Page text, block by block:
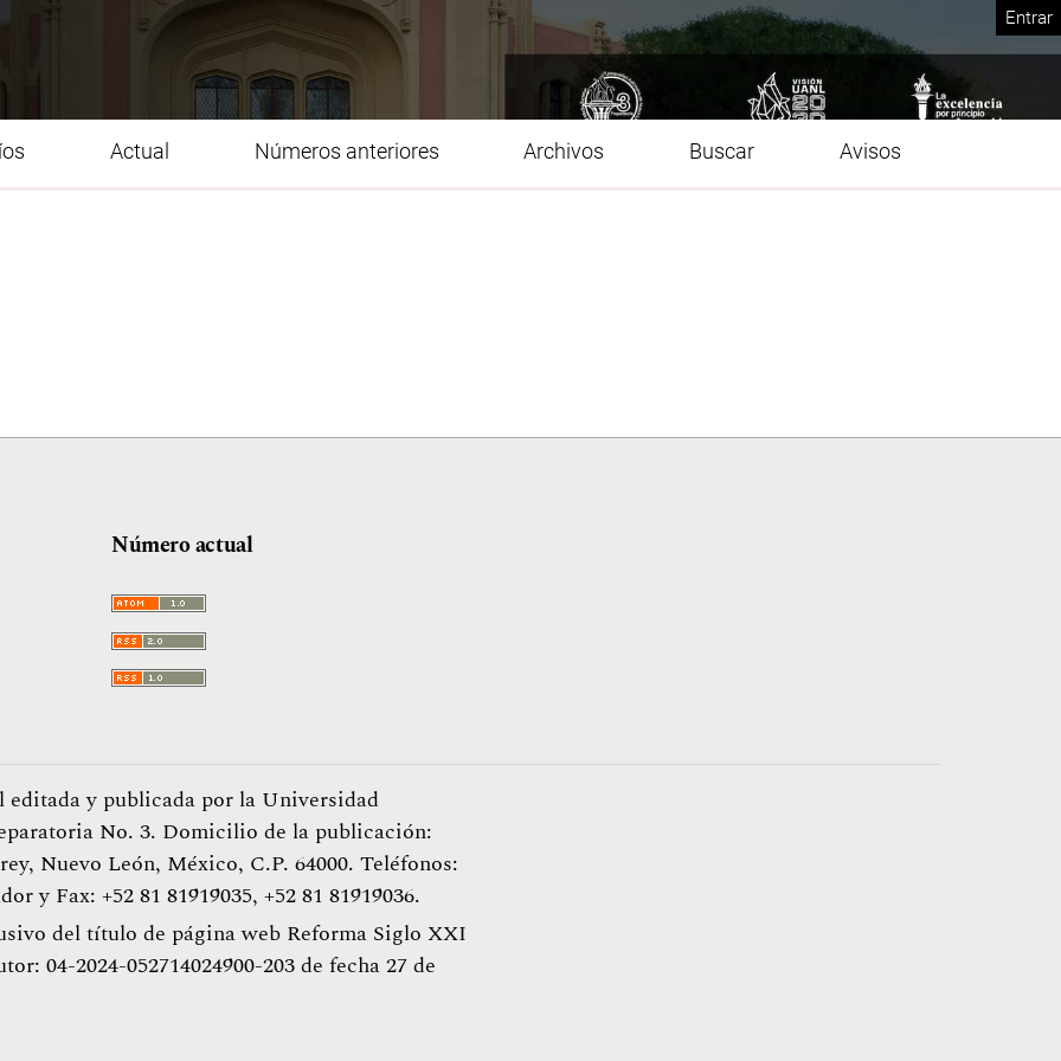
Entrar
Actual Números anteriores Archivos Buscar Avisos
Número actual
y publicada por la Universidad
No. 3. Domicilio de la publicación:
Nuevo León, México, C.P. 64000. Teléfonos:
y Fax: +52 81 81919035, +52 81 81919036.
del título de página web Reforma Siglo XXI
04-2024-052714024900-203 de fecha 27 de